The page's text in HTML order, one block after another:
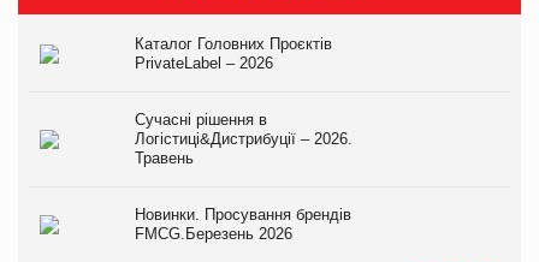
Каталог Головних Проєктів
PrivateLabel – 2026
Сучасні рішення в
Логістиці&Дистрибуції – 2026.
Травень
Новинки. Просування брендів
FMCG.Березень 2026